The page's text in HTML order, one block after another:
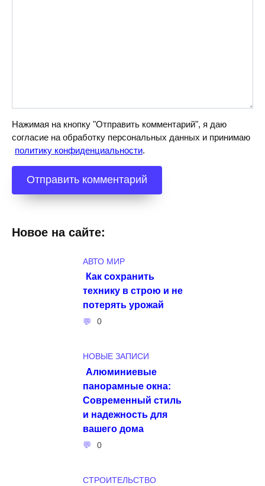
Нажимая на кнопку "Отправить комментарий", я даю
согласие на обработку персональных данных и принимаю
политику конфиденциальности.
Новое на сайте:
АВТО МИР
Как сохранить
технику в строю и не
потерять урожай
0
НОВЫЕ ЗАПИСИ
Алюминиевые
панорамные окна:
Современный стиль
и надежность для
вашего дома
0
СТРОИТЕЛЬСТВО